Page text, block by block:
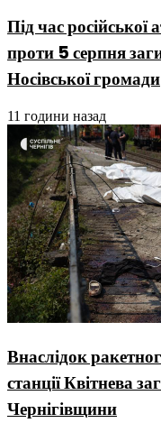
Під час російської
проти 5 серпня
Носівської громади
11 години назад
Внаслідок
станції Квітнева
Чернігівщини